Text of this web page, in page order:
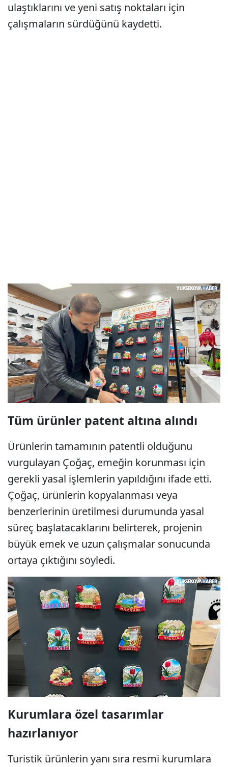
ulaştıklarını ve yeni satış noktaları için
çalışmaların sürdüğünü kaydetti.
Tüm ürünler patent altına alındı
Ürünlerin tamamının patentli olduğunu
vurgulayan Çoğaç, emeğin korunması için
gerekli yasal işlemlerin yapıldığını ifade etti.
Çoğaç, ürünlerin kopyalanması veya
benzerlerinin üretilmesi durumunda yasal
süreç başlatacaklarını belirterek, projenin
büyük emek ve uzun çalışmalar sonucunda
ortaya çıktığını söyledi.
Kurumlara özel tasarımlar
hazırlanıyor
Turistik ürünlerin yanı sıra resmi kurumlara